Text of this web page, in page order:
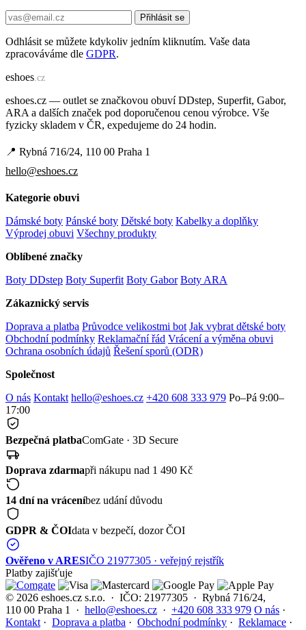
Přihlásit se
Odhlásit se můžete kdykoliv jedním kliknutím. Vaše data
zpracováváme dle GDPR.
eshoes.cz
eshoes.cz — outlet se značkovou obuví DDstep, Superfit, Gabor,
ARA a dalších značek pod doporučenou cenou výrobce. Vše
fyzicky skladem v ČR, expedujeme do 24 hodin.
📍 Rybná 716/24, 110 00 Praha 1
hello@eshoes.cz
Kategorie obuvi
Dámské boty Pánské boty Dětské boty Kabelky a doplňky
Výprodej obuvi Všechny produkty
Oblíbené značky
Boty DDstep Boty Superfit Boty Gabor Boty ARA
Zákaznický servis
Doprava a platba Průvodce velikostmi bot Jak vybrat dětské boty
Obchodní podmínky Reklamační řád Vrácení a výměna obuvi
Ochrana osobních údajů Řešení sporů (ODR)
Společnost
O nás Kontakt hello@eshoes.cz +420 608 333 979 Po–Pá 9:00–
17:00
Bezpečná platbaComGate · 3D Secure
Doprava zdarmapři nákupu nad 1 490 Kč
14 dní na vráceníbez udání důvodu
GDPR & ČOIdata v bezpečí, dozor ČOI
Ověřeno v ARESIČO 21977305 · veřejný rejstřík
Platby zajišťuje
© 2026 eshoes.cz s.r.o. · IČO: 21977305 · Rybná 716/24,
110 00 Praha 1 · hello@eshoes.cz · +420 608 333 979 O nás ·
Kontakt· Doprava a platba · Obchodní podmínky · Reklamace ·